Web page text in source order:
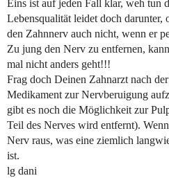
Eins ist auf jeden Fall klar, weh tun
Lebensqualität leidet doch darunter,
den Zahnnerv auch nicht, wenn er
Zu jung den Nerv zu entfernen,
mal nicht anders geht!!!
Frag doch Deinen Zahnarzt nach
Medikament zur Nervberuigung
gibt es noch die Möglichkeit zur
Teil des Nerves wird entfernt).
Nerv raus, was eine ziemlich
ist.
lg dani